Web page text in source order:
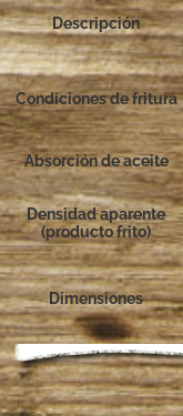
Descripción
Condiciones de fritura
Absorción de aceite
Densidad aparente
(producto frito)
Dimensiones